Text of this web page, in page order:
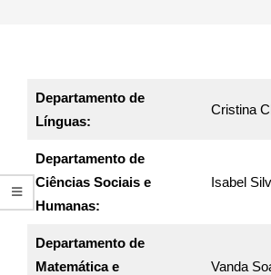
Departamento de
Línguas:
Cristina
Departamento de
Ciências Sociais e
Humanas:
Isabel
Departamento de
Matemática e
Vanda